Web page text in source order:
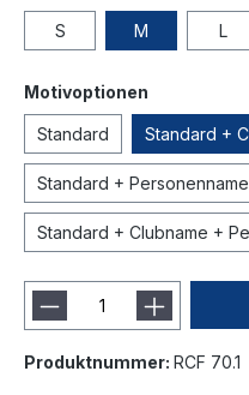
S M L
Motivoptionen
Standard Standard +
Standard + Personenname
Standard + Clubname +
Produktnummer: RCF 70.1